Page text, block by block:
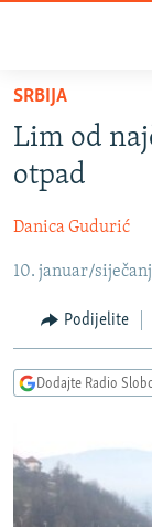
Pređite
glavni
sadržaj
Pređite
na
navigaciju
Pređite
pretragu
BOSNA I
SRBIJA
KOSOVO
CRNA GORA
VIZUELNO
FOTOGALERIJE
PODCASTI
RAT U UKRAJINI
RSE PRIČE IZ
ISPRIČAJ MI
SRBIJA
Lim od
otpad
Danica Gudurić
10. januar/
Podijelite
Dodajte Radio